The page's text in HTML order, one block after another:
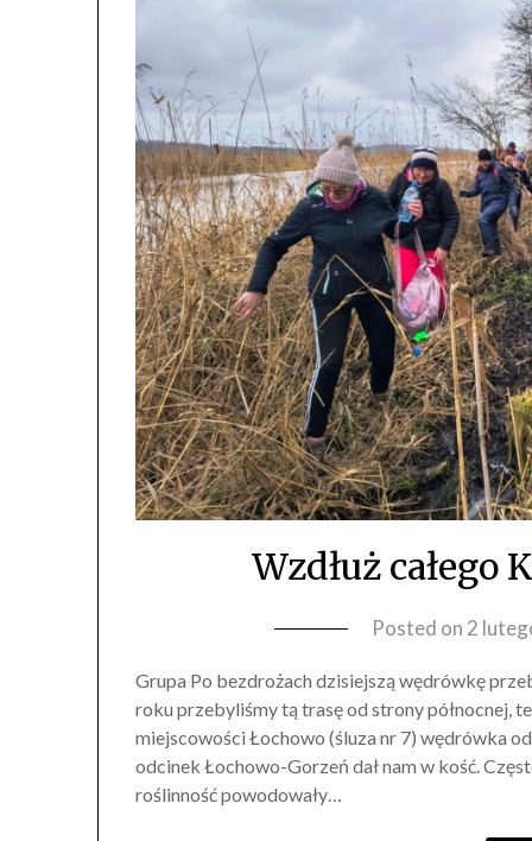
Wzdłuż całego
Posted on2
Grupa Po bezdrożach dzisiejszą wędrówkę
roku przebyliśmy tą trasę od strony północnej,
miejscowości Łochowo (śluza nr 7) wędrówka
odcinek Łochowo-Gorzeń dał nam w kość.
roślinność powodowały…